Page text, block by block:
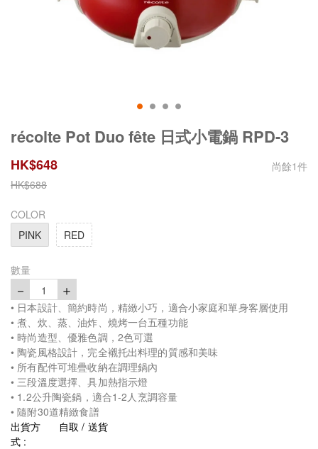
récolte Pot Duo fête 日式小電鍋 RPD-3
HK$648 尚餘1件
HK$688
COLOR
PINK
RED
數量
－ 1 ＋
• 日本設計、簡約時尚，精緻小巧，適合小家庭和單身客層使用
• 煮、炊、蒸、油炸、燒烤一台五種功能
• 時尚造型、優雅色調，2色可選
• 陶瓷風格設計，完全襯托出料理的質感和美味
• 所有配件可堆疊收納在調理鍋內
• 三段溫度選擇、具加熱指示燈
• 1.2公升陶瓷鍋，適合1-2人烹調容量
• 隨附30道精緻食譜
出貨方
式 :
自取 / 送貨